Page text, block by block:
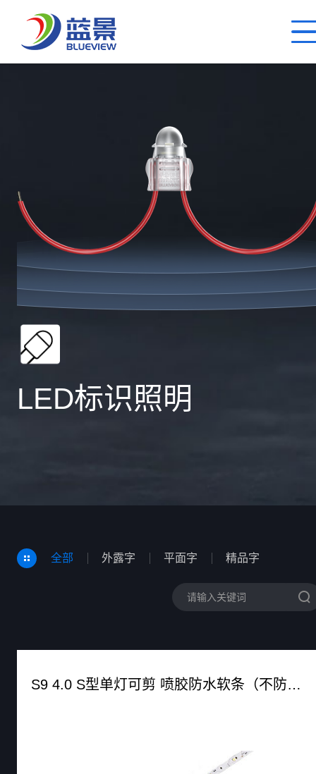
LED标识照明
全部 外露字 平面字 精品字
S9 4.0 S型单灯可剪 喷胶防水软条（不防水软条）